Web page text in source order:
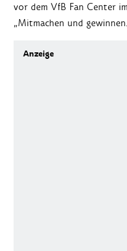
vor dem VfB Fan Center
„Mitmachen und